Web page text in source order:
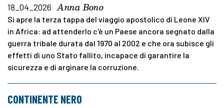
18_04_2026 Anna Bono
Si apre la terza tappa del viaggio apostolico di Leone XIV
in Africa: ad attenderlo c'è un Paese ancora segnato dalla
guerra tribale durata dal 1970 al 2002 e che ora subisce gli
effetti di uno Stato fallito, incapace di garantire la
sicurezza e di arginare la corruzione.
CONTINENTE NERO